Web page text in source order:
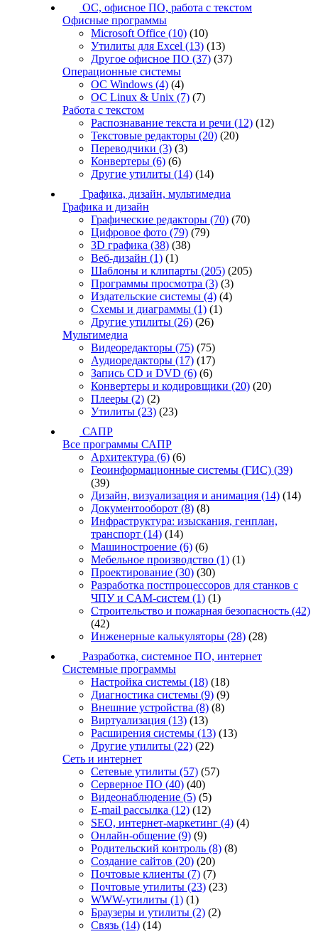
ОС, офисное ПО, работа с текстом
Офисные программы
Microsoft Office (10) (10)
Утилиты для Excel (13) (13)
Другое офисное ПО (37) (37)
Операционные системы
ОС Windows (4) (4)
ОС Linux & Unix (7) (7)
Работа с текстом
Распознавание текста и речи (12) (12)
Текстовые редакторы (20) (20)
Переводчики (3) (3)
Конвертеры (6) (6)
Другие утилиты (14) (14)
Графика, дизайн, мультимедиа
Графика и дизайн
Графические редакторы (70) (70)
Цифровое фото (79) (79)
3D графика (38) (38)
Веб-дизайн (1) (1)
Шаблоны и клипарты (205) (205)
Программы просмотра (3) (3)
Издательские системы (4) (4)
Схемы и диаграммы (1) (1)
Другие утилиты (26) (26)
Мультимедиа
Видеоредакторы (75) (75)
Аудиоредакторы (17) (17)
Запись CD и DVD (6) (6)
Конвертеры и кодировщики (20) (20)
Плееры (2) (2)
Утилиты (23) (23)
САПР
Все программы САПР
Архитектура (6) (6)
Геоинформационные системы (ГИС) (39)
(39)
Дизайн, визуализация и анимация (14) (14)
Документооборот (8) (8)
Инфраструктура: изыскания, генплан,
транспорт (14) (14)
Машиностроение (6) (6)
Мебельное производство (1) (1)
Проектирование (30) (30)
Разработка постпроцессоров для станков с
ЧПУ и CAM-систем (1) (1)
Строительство и пожарная безопасность (42)
(42)
Инженерные калькуляторы (28) (28)
Разработка, системное ПО, интернет
Системные программы
Настройка системы (18) (18)
Диагностика системы (9) (9)
Внешние устройства (8) (8)
Виртуализация (13) (13)
Расширения системы (13) (13)
Другие утилиты (22) (22)
Сеть и интернет
Сетевые утилиты (57) (57)
Серверное ПО (40) (40)
Видеонаблюдение (5) (5)
E-mail рассылка (12) (12)
SEO, интернет-маркетинг (4) (4)
Онлайн-общение (9) (9)
Родительский контроль (8) (8)
Создание сайтов (20) (20)
Почтовые клиенты (7) (7)
Почтовые утилиты (23) (23)
WWW-утилиты (1) (1)
Браузеры и утилиты (2) (2)
Связь (14) (14)